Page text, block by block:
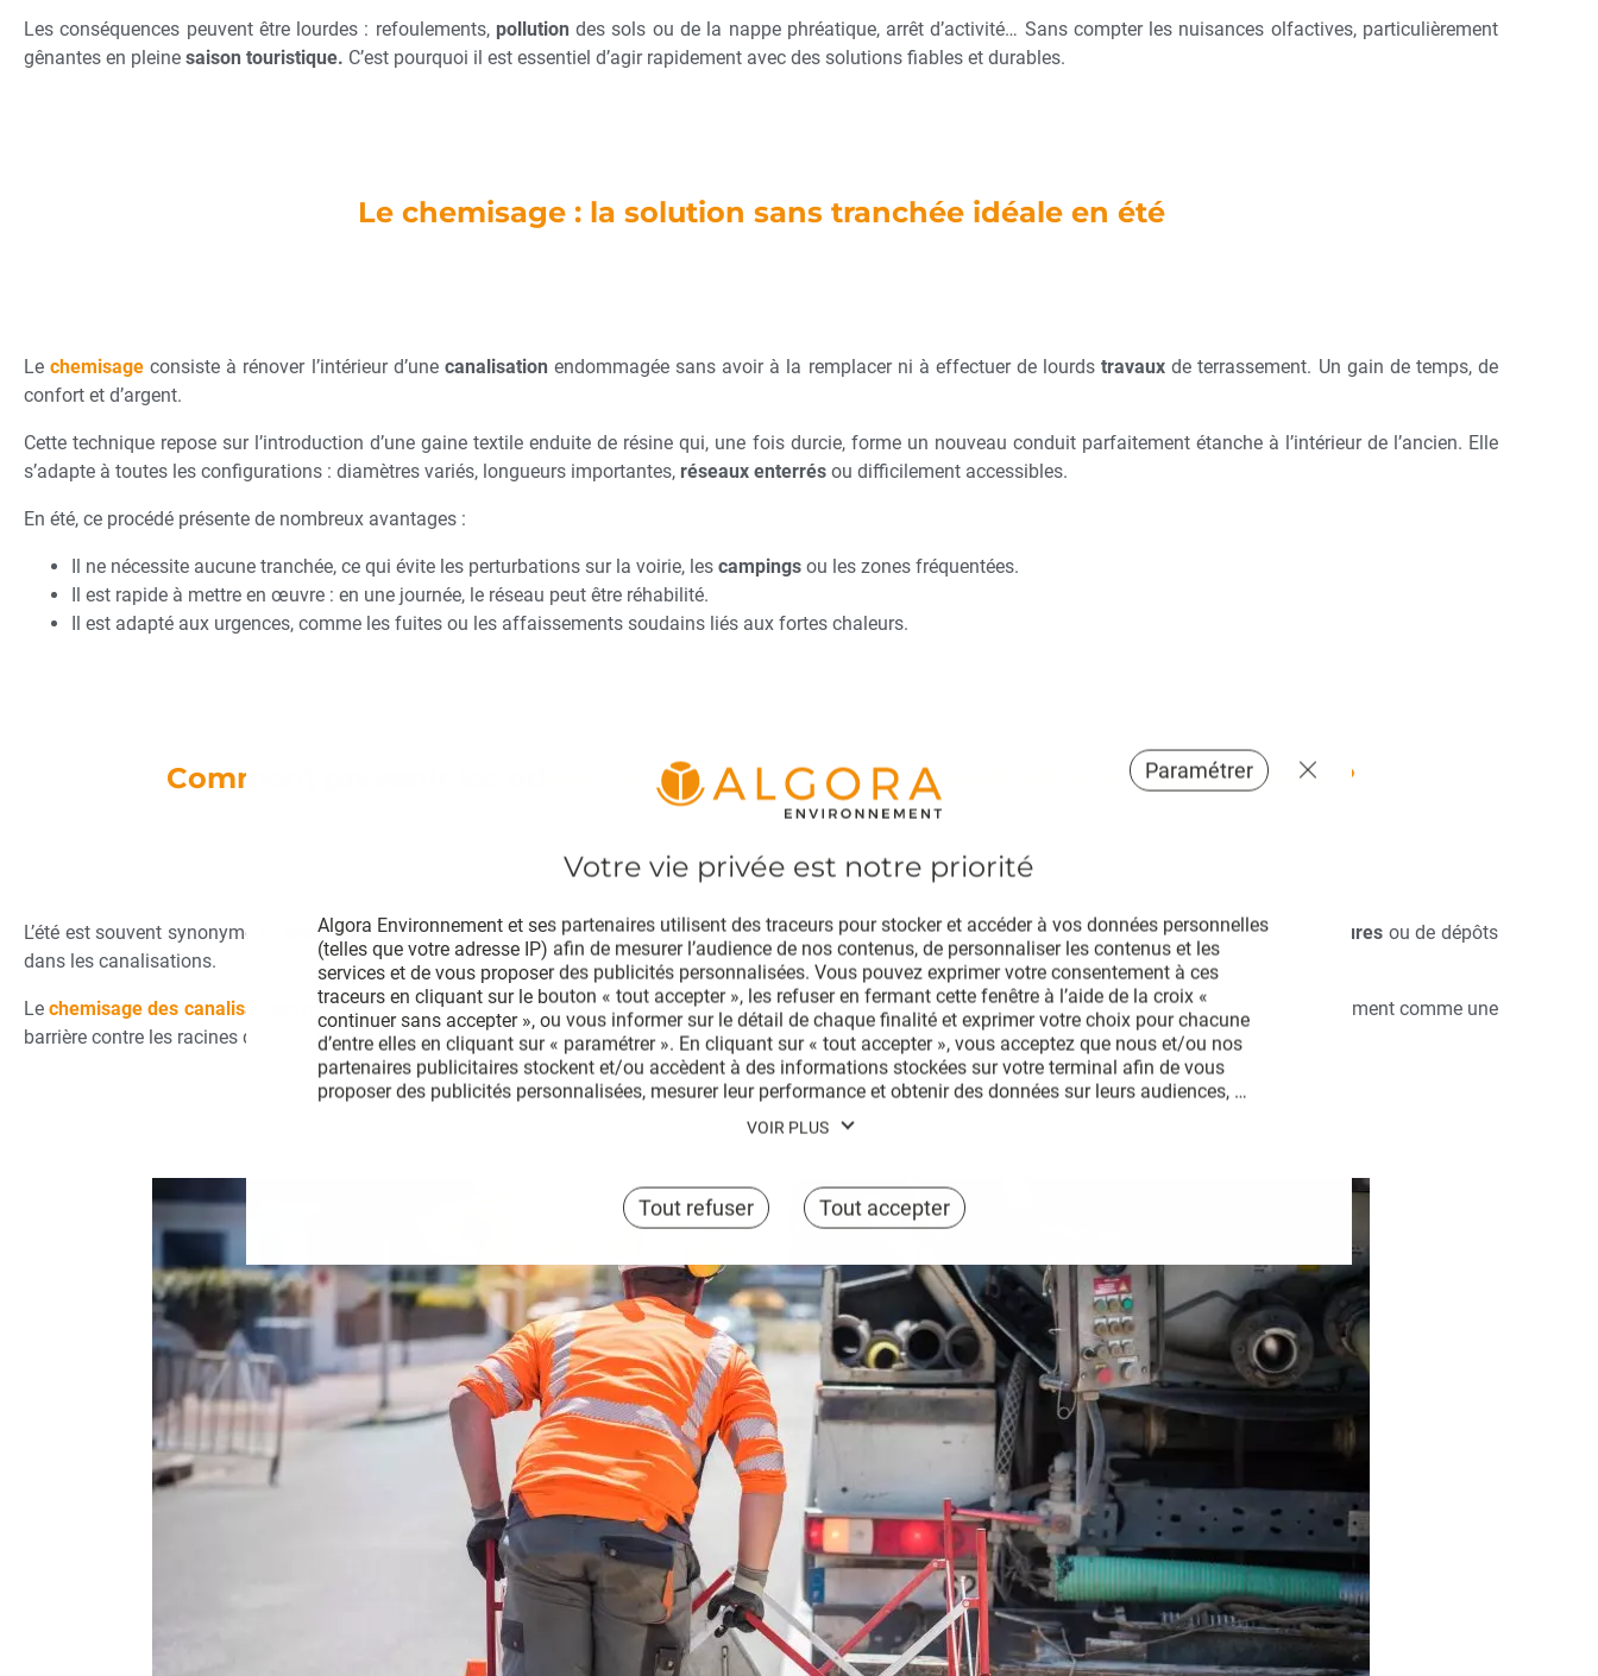
Algora Environnement et ses partenaires utilisent des traceurs pour stocker et accéder à vos données personnelles
(telles que votre adresse IP) afin de mesurer l’audience de nos contenus, de personnaliser les contenus et les
services et de vous proposer des publicités personnalisées. Vous pouvez exprimer votre consentement à ces
traceurs en cliquant sur le bouton « tout accepter », les refuser en fermant cette fenêtre à l’aide de la croix «
continuer sans accepter », ou vous informer sur le détail de chaque finalité et exprimer votre choix pour chacune
d’entre elles en cliquant sur « paramétrer ». En cliquant sur « tout accepter », vous acceptez que nous et/ou nos
partenaires publicitaires stockent et/ou accèdent à des informations stockées sur votre terminal afin de vous
proposer des publicités personnalisées, mesurer leur performance et obtenir des données sur leurs audiences,
publicités ou le contenu, mettre en correspondance et combiner des sources de données hors ligne, relier différents
données de géolocalisation précises, analyser activement les caractéristiques du terminal pour l’identification.
Vous pouvez modifier vos choix à tout moment en cliquant sur « Gérer mes cookies » en bas des pages de ce site.
Vous pouvez aussi consulter notre politique de confidentialité pour plus d’informations.
VOIR PLUS
Tout accepter
Tout refuser
Paramétrer
Les conséquences peuvent être lourdes : refoulements, pollution des sols ou de la nappe phréatique, arrêt d’activité… Sans compter les nuisances olfactives, particulièrement
gênantes en pleine saison touristique. C’est pourquoi il est essentiel d’agir rapidement avec des solutions fiables et durables.
Le chemisage : la solution sans tranchée idéale en été
Lechemisage consiste à rénover l’intérieur d’une canalisation endommagée sans avoir à la remplacer ni à effectuer de lourdstravaux de terrassement. Un gain de temps, de
confort et d’argent.
Cette technique repose sur l’introduction d’une gaine textile enduite de résine qui, une fois durcie, forme un nouveau conduit parfaitement étanche à l’intérieur de l’ancien. Elle
s’adapte à toutes les configurations : diamètres variés, longueurs importantes, réseaux enterrés ou difficilement accessibles.
En été, ce procédé présente de nombreux avantages :
Il ne nécessite aucune tranchée, ce qui évite les perturbations sur la voirie, les campings ou les zones fréquentées.
Il est rapide à mettre en œuvre : en une journée, le réseau peut être réhabilité.
Il est adapté aux urgences, comme les fuites ou les affaissements soudains liés aux fortes chaleurs.
Comment prévenir les odeurs et les dysfonctionnements de vos canalisations ?
L’été est souvent synonyme de mauvaises odeursdans les bâtiments collectifs ou les habitations individuelles. Ces odeurs proviennent généralement de fissures ou de dépôts
dans les canalisations.
Lechemisage des canalisations permet de restaurer l’étanchéité du réseau, empêchant ainsi les remontées d’odeurs, les infiltrationsou les reflux. Il agit également comme une
barrière contre les racines qui peuvent pénétrer dans les conduits à travers les microfissures.